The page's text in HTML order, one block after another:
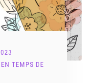
TEMPS DE